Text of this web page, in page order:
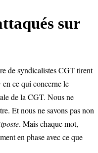
sur
de syndicalistes CGT tirent
en ce qui concerne le
de la CGT. Nous ne
Et nous ne savons pas non
. Mais chaque mot,
en phase avec ce que